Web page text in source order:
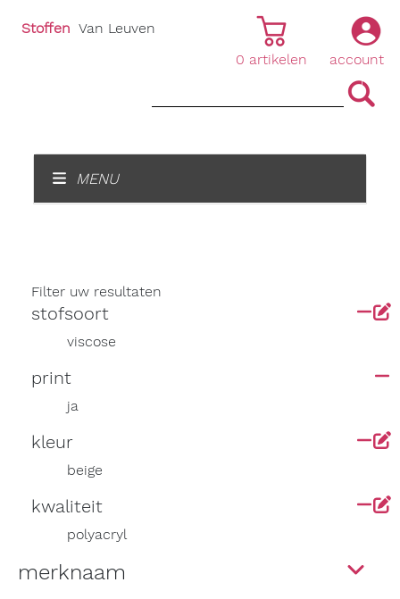
account
|
0 artikelen
Stoffen Van Leuven
MENU
Filter uw resultaten
stofsoort
viscose
print
ja
kleur
beige
kwaliteit
polyacryl
merknaam